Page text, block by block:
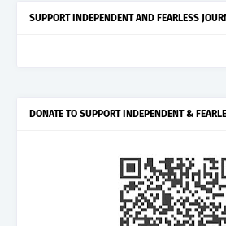
SUPPORT INDEPENDENT AND FEARLESS
DONATE TO SUPPORT INDEPENDENT &